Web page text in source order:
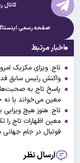
کانال
صفحه رسمی
اخبار مرتبط
تاج: ویزای مکزیک
واکنش رئیس سابق
پاسخ تاج به
معین می‌خواند یا نه
تاج: هنوز هیچ ویزایی
معین اظهارات تاج را
فوتبال در جام
ارسال نظر